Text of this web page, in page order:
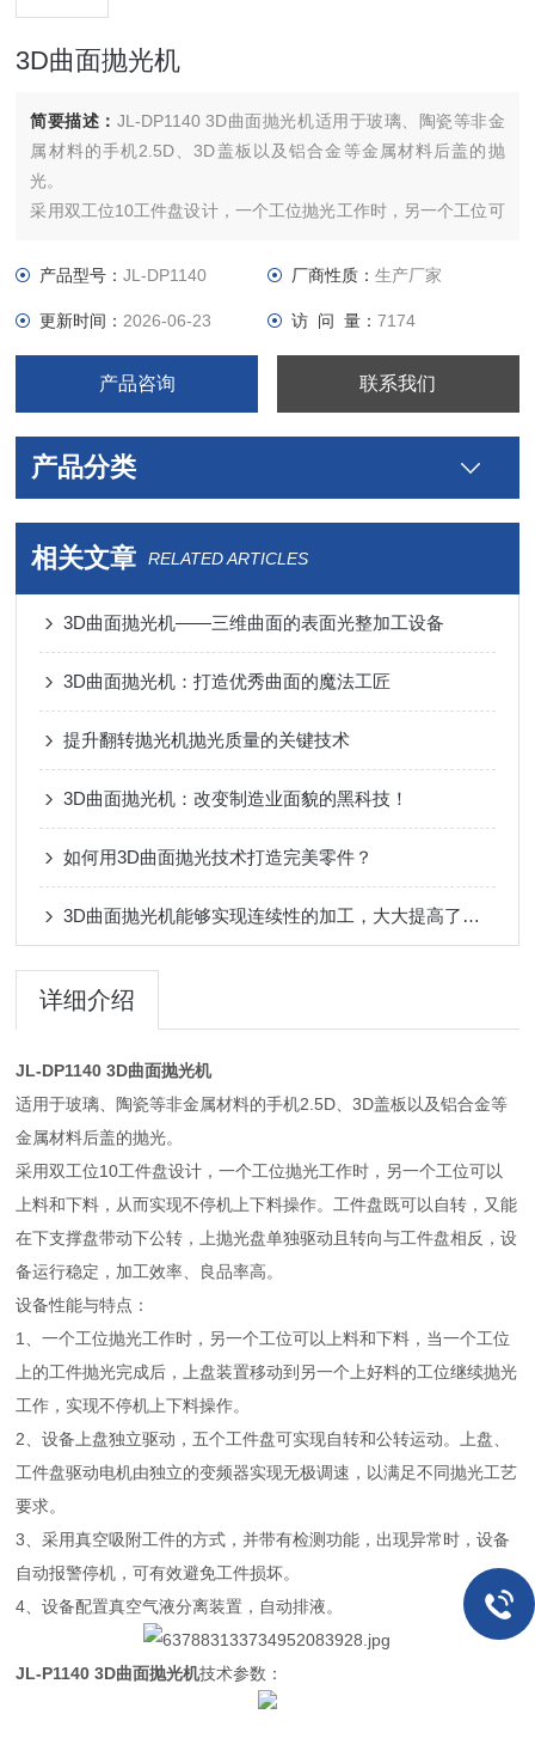
3D曲面抛光机
简要描述： JL-DP1140 3D曲面抛光机适用于玻璃、陶瓷等非金
属材料的手机2.5D、3D盖板以及铝合金等金属材料后盖的抛
光。
采用双工位10工件盘设计，一个工位抛光工作时，另一个工位可
转，又能在下支撑盘带动下公转，上抛光盘单独驱动且转向与工
产品型号：JL-DP1140 厂商性质： 生产厂家
更新时间： 2026-06-23 访 问 量： 7174
产品咨询 联系我们
产品分类
相关文章 RELATED ARTICLES
3D曲面抛光机——三维曲面的表面光整加工设备
3D曲面抛光机：打造优秀曲面的魔法工匠
提升翻转抛光机抛光质量的关键技术
3D曲面抛光机：改变制造业面貌的黑科技！
如何用3D曲面抛光技术打造完美零件？
3D曲面抛光机能够实现连续性的加工，大大提高了产品的生产效率
详细介绍
JL-DP11403D曲面抛光机
适用于玻璃、陶瓷等非金属材料的手机2.5D、3D盖板以及铝合金等
金属材料后盖的抛光。
采用双工位10工件盘设计，一个工位抛光工作时，另一个工位可以
上料和下料，从而实现不停机上下料操作。工件盘既可以自转，又能
在下支撑盘带动下公转，上抛光盘单独驱动且转向与工件盘相反，设
备运行稳定，加工效率、良品率高。
设备性能与特点：
1、一个工位抛光工作时，另一个工位可以上料和下料，当一个工位
上的工件抛光完成后，上盘装置移动到另一个上好料的工位继续抛光
工作，实现不停机上下料操作。
2、设备上盘独立驱动，五个工件盘可实现自转和公转运动。上盘、
工件盘驱动电机由独立的变频器实现无极调速，以满足不同抛光工艺
要求。
3、采用真空吸附工件的方式，并带有检测功能，出现异常时，设备
自动报警停机，可有效避免工件损坏。
4、设备配置真空气液分离装置，自动排液。
JL-P11403D曲面抛光机技术参数：